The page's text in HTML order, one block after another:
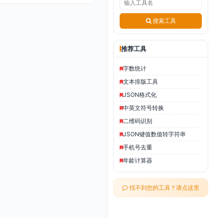
搜索工具
推荐工具
字数统计
文本排版工具
JSON格式化
中英文符号转换
二维码识别
JSON键值数值转字符串
手机号去重
年龄计算器
找不到您的工具？请点这里